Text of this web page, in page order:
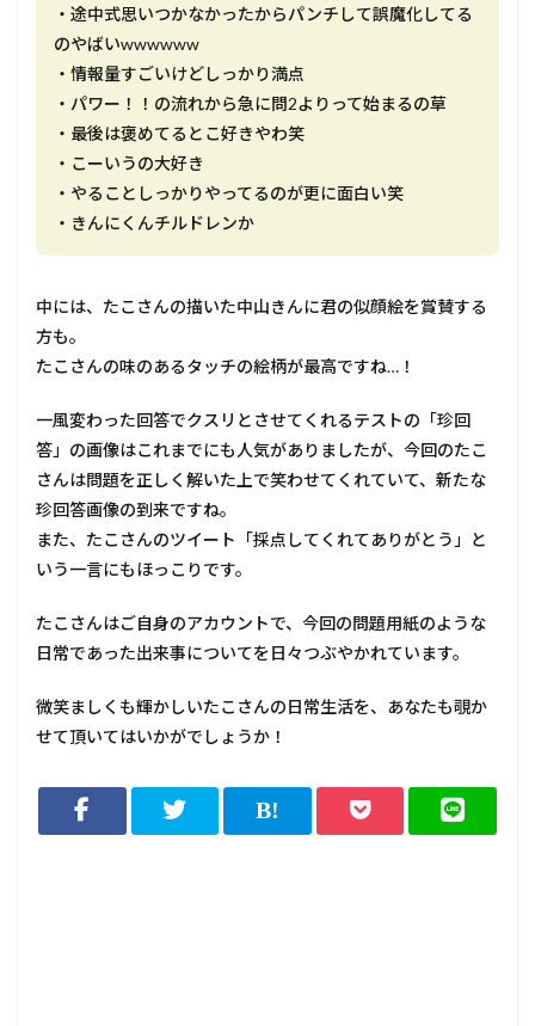
・途中式思いつかなかったからパンチして誤魔化してる
のやばいwwwwww
・情報量すごいけどしっかり満点
・パワー！！の流れから急に問2よりって始まるの草
・最後は褒めてるとこ好きやわ笑
・こーいうの大好き
・やることしっかりやってるのが更に面白い笑
・きんにくんチルドレンか
中には、たこさんの描いた中山きんに君の似顔絵を賞賛する
方も。
たこさんの味のあるタッチの絵柄が最高ですね…！
一風変わった回答でクスリとさせてくれるテストの「珍回
答」の画像はこれまでにも人気がありましたが、今回のたこ
さんは問題を正しく解いた上で笑わせてくれていて、新たな
珍回答画像の到来ですね。
また、たこさんのツイート「採点してくれてありがとう」と
いう一言にもほっこりです。
たこさんはご自身のアカウントで、今回の問題用紙のような
日常であった出来事についてを日々つぶやかれています。
微笑ましくも輝かしいたこさんの日常生活を、あなたも覗か
せて頂いてはいかがでしょうか！